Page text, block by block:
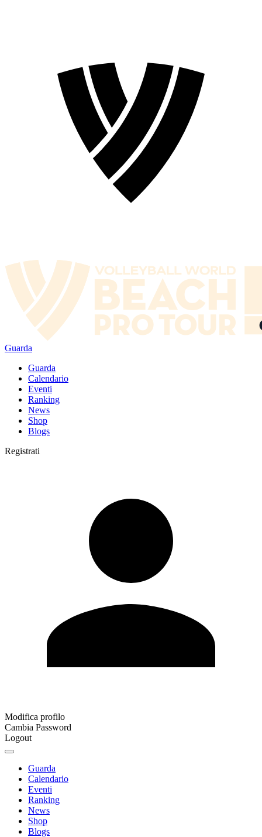
Guarda
Guarda
Calendario
Eventi
Ranking
News
Shop
Blogs
Registrati
Modifica profilo
Cambia Password
Logout
Guarda
Calendario
Eventi
Ranking
News
Shop
Blogs